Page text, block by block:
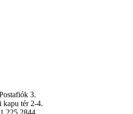
3.
kapu tér 2-4.
225 2844